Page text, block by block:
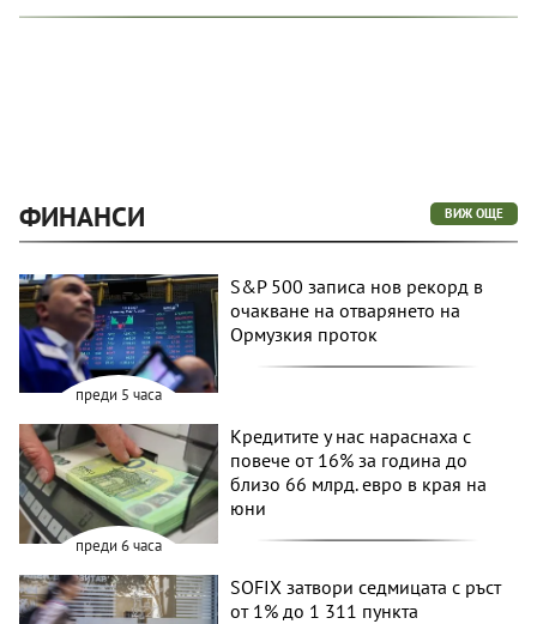
ФИНАНСИ ВИЖ ОЩЕ
преди 5 часа
S&P 500 записа нов рекорд в
очакване на отварянето на
Ормузкия проток
преди 6 часа
Кредитите у нас нараснаха с
повече от 16% за година до
близо 66 млрд. евро в края на
юни
SOFIX затвори седмицата с ръст
от 1% до 1 311 пункта